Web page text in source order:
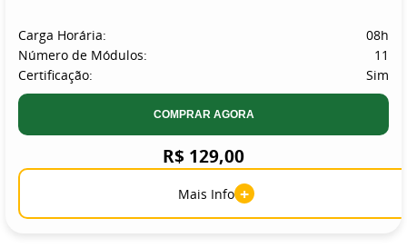
Carga Horária:
08h
Número de Módulos:
11
Certificação:
Sim
COMPRAR AGORA
R$ 129,00
Mais Info +